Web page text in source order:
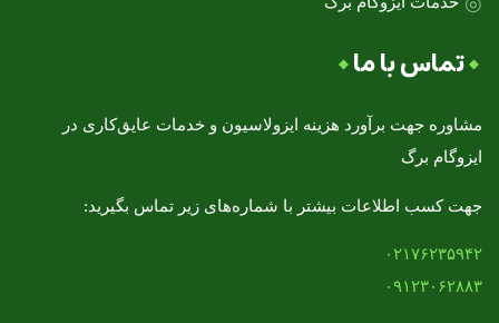
تماس با ما
مشاوره جهت برآورد هزینه ایزولاسیون و خدمات عایق‌کاری در
ایزوگام برگ
جهت کسب اطلاعات بیشتر با شماره‌های زیر تماس بگیرید:
۰۲۱۷۶۲۳۵۹۴۲
۰۹۱۲۳۰۶۲۸۸۳